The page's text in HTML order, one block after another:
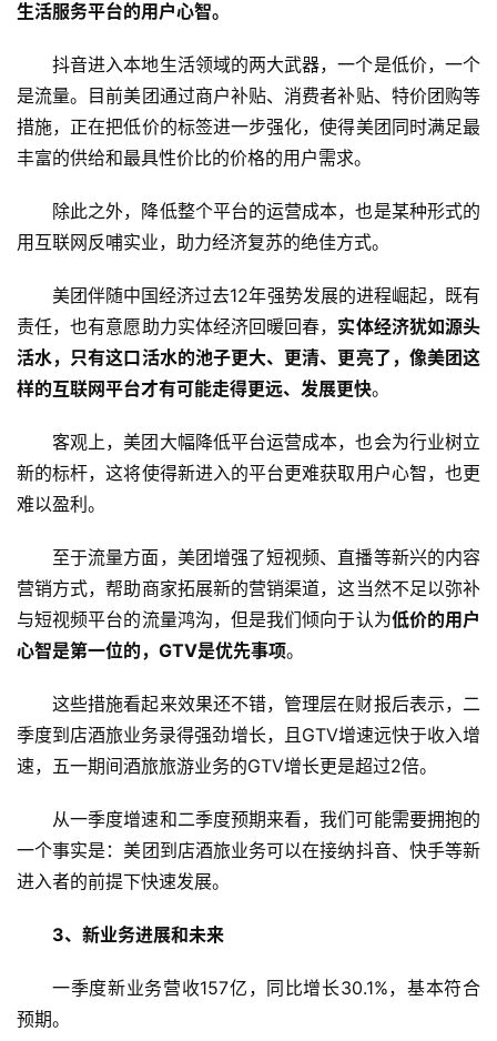
生活服务平台的用户心智。
抖音进入本地生活领域的两大武器，一个是低价，一个
是流量。目前美团通过商户补贴、消费者补贴、特价团购等
措施，正在把低价的标签进一步强化，使得美团同时满足最
丰富的供给和最具性价比的价格的用户需求。
除此之外，降低整个平台的运营成本，也是某种形式的
用互联网反哺实业，助力经济复苏的绝佳方式。
美团伴随中国经济过去12年强势发展的进程崛起，既有
责任，也有意愿助力实体经济回暖回春， 实体经济犹如源头
活水，只有这口活水的池子更大、更清、更亮了，像美团这
样的互联网平台才有可能走得更远、发展更快。
客观上，美团大幅降低平台运营成本，也会为行业树立
新的标杆，这将使得新进入的平台更难获取用户心智，也更
难以盈利。
至于流量方面，美团增强了短视频、直播等新兴的内容
营销方式，帮助商家拓展新的营销渠道，这当然不足以弥补
与短视频平台的流量鸿沟，但是我们倾向于认为低价的用户
心智是第一位的，GTV是优先事项。
这些措施看起来效果还不错，管理层在财报后表示，二
季度到店酒旅业务录得强劲增长，且GTV增速远快于收入增
速，五一期间酒旅旅游业务的GTV增长更是超过2倍。
从一季度增速和二季度预期来看，我们可能需要拥抱的
一个事实是：美团到店酒旅业务可以在接纳抖音、快手等新
进入者的前提下快速发展。
3、新业务进展和未来
一季度新业务营收157亿，同比增长30.1%，基本符合
预期。